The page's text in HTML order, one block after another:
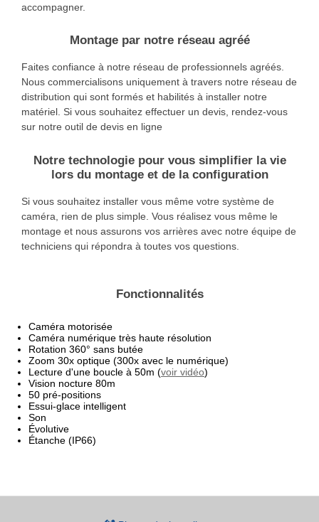
accompagner.
Montage par notre réseau agréé
Faites confiance à notre réseau de professionnels agréés.
Nous commercialisons uniquement à travers notre réseau de
distribution qui sont formés et habilités à installer notre
matériel. Si vous souhaitez effectuer un devis, rendez-vous
sur notre outil de devis en ligne
Notre technologie pour vous simplifier la vie
lors du montage et de la configuration
Si vous souhaitez installer vous même votre système de
caméra, rien de plus simple. Vous réalisez vous même le
montage et nous assurons vos arrières avec notre équipe de
techniciens qui répondra à toutes vos questions.
Fonctionnalités
Caméra motorisée
Caméra numérique très haute résolution
Rotation 360° sans butée
Zoom 30x optique (300x avec le numérique)
Lecture d'une boucle à 50m (voir vidéo)
Vision nocture 80m
50 pré-positions
Essui-glace intelligent
Son
Évolutive
Étanche (IP66)